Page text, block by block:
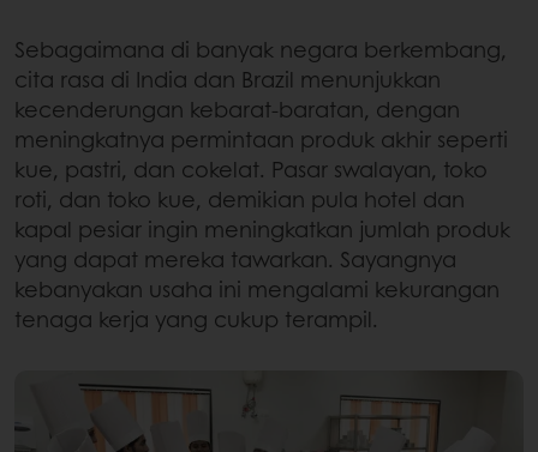
Sebagaimana di banyak negara berkembang,
cita rasa di India dan Brazil menunjukkan
kecenderungan kebarat-baratan, dengan
meningkatnya permintaan produk akhir seperti
kue, pastri, dan cokelat. Pasar swalayan, toko
roti, dan toko kue, demikian pula hotel dan
kapal pesiar ingin meningkatkan jumlah produk
yang dapat mereka tawarkan. Sayangnya
kebanyakan usaha ini mengalami kekurangan
tenaga kerja yang cukup terampil.